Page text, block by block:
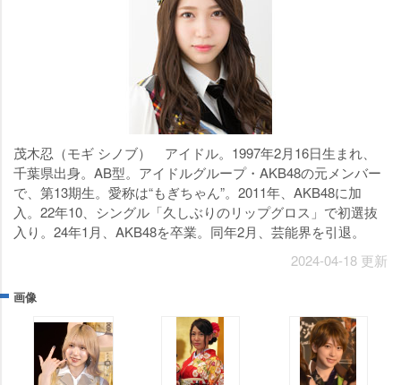
茂木忍（モギ シノブ） アイドル。1997年2月16日生まれ、
千葉県出身。AB型。アイドルグループ・AKB48の元メンバー
で、第13期生。愛称は“もぎちゃん”。2011年、AKB48に加
入。22年10、シングル「久しぶりのリップグロス」で初選抜
入り。24年1月、AKB48を卒業。同年2月、芸能界を引退。
2024-04-18 更新
画像